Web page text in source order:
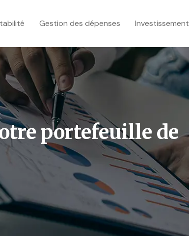
Gestion des dépenses Investissement
portefeuille de